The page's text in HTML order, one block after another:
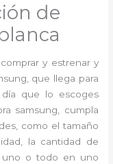
de
y estrenar y
que llega para
que lo escoges
samsung, cumpla
como el tamaño
la cantidad de
o todo en uno